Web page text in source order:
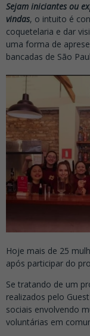
Sejam iniciantes ou
vindas, o intuito é
coquetelaria e dar
uma forma de
bancadas de São
Hoje mais de 25
após participar do
Se tratando de um
realizados pelo
sociais envolvendo
voluntárias em